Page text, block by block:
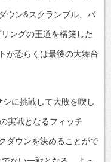
ウン&スクランブル、バ
ングの王道を構築した
が恐らくは最後の大舞台
に挑戦して大敗を喫し
実戦となるフィッチ
ダウンを決めることがで